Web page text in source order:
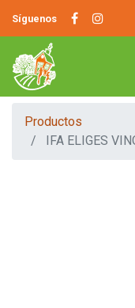
Síguenos
Productos
IFA ELIGES